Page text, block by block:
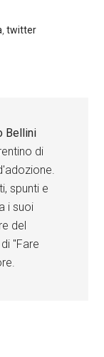
,twitter
Bellini
di
spunti e
i suoi
del
"Fare